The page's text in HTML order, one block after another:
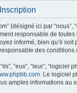
(désigné ici par
responsable de
informé, bien qu’il
des
“eux”, “leur”,
. Le logiciel
amples informations au